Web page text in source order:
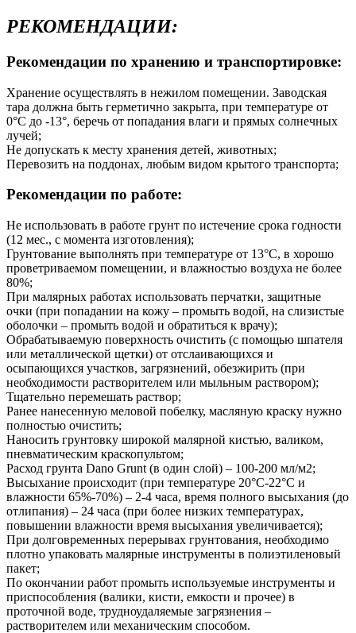
РЕКОМЕНДАЦИИ:
Рекомендации по хранению и транспортировке:
Хранение осуществлять в нежилом помещении. Заводская
тара должна быть герметично закрыта, при температуре от
0°С до -13°, беречь от попадания влаги и прямых солнечных
лучей;
Не допускать к месту хранения детей, животных;
Перевозить на поддонах, любым видом крытого транспорта;
Рекомендации по работе:
Не использовать в работе грунт по истечение срока годности
(12 мес., с момента изготовления);
Грунтование выполнять при температуре от 13°С, в хорошо
проветриваемом помещении, и влажностью воздуха не более
80%;
При малярных работах использовать перчатки, защитные
очки (при попадании на кожу – промыть водой, на слизистые
оболочки – промыть водой и обратиться к врачу);
Обрабатываемую поверхность очистить (с помощью шпателя
или металлической щетки) от отслаивающихся и
осыпающихся участков, загрязнений, обезжирить (при
необходимости растворителем или мыльным раствором);
Тщательно перемешать раствор;
Ранее нанесенную меловой побелку, масляную краску нужно
полностью очистить;
Наносить грунтовку широкой малярной кистью, валиком,
пневматическим краскопультом;
Расход грунта Dano Grunt (в один слой) – 100-200 мл/м2;
Высыхание происходит (при температуре 20°С-22°С и
влажности 65%-70%) – 2-4 часа, время полного высыхания (до
отлипания) – 24 часа (при более низких температурах,
повышении влажности время высыхания увеличивается);
При долговременных перерывах грунтования, необходимо
плотно упаковать малярные инструменты в полиэтиленовый
пакет;
По окончании работ промыть используемые инструменты и
приспособления (валики, кисти, емкости и прочее) в
проточной воде, трудноудаляемые загрязнения –
растворителем или механическим способом.